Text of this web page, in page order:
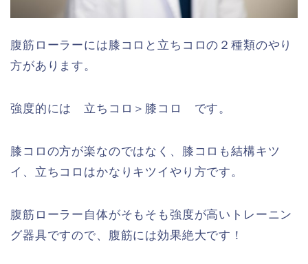
腹筋ローラーには膝コロと立ちコロの２種類のやり
方があります。
強度的には 立ちコロ＞膝コロ です。
膝コロの方が楽なのではなく、膝コロも結構キツ
イ、立ちコロはかなりキツイやり方です。
腹筋ローラー自体がそもそも強度が高いトレーニン
グ器具ですので、腹筋には効果絶大です！